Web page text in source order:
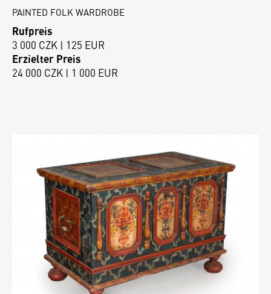
PAINTED FOLK WARDROBE
Rufpreis
3 000 CZK | 125 EUR
Erzielter Preis
24 000 CZK | 1 000 EUR